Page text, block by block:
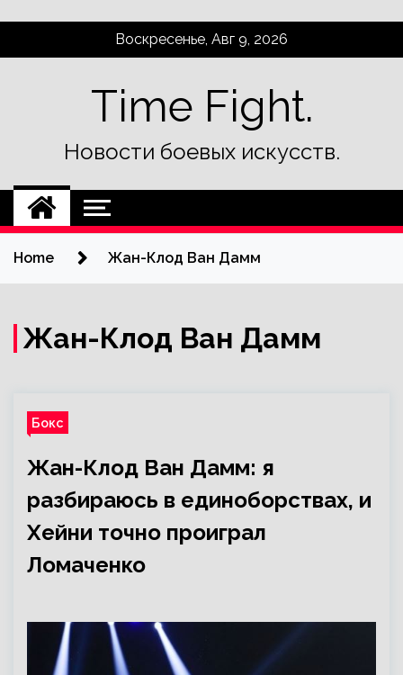
Воскресенье, Авг 9, 2026
Time Fight.
Новости боевых искусств.
Home Жан-Клод Ван Дамм
Жан-Клод Ван Дамм
Бокс
Жан-Клод Ван Дамм: я
разбираюсь в единоборствах, и
Хейни точно проиграл
Ломаченко